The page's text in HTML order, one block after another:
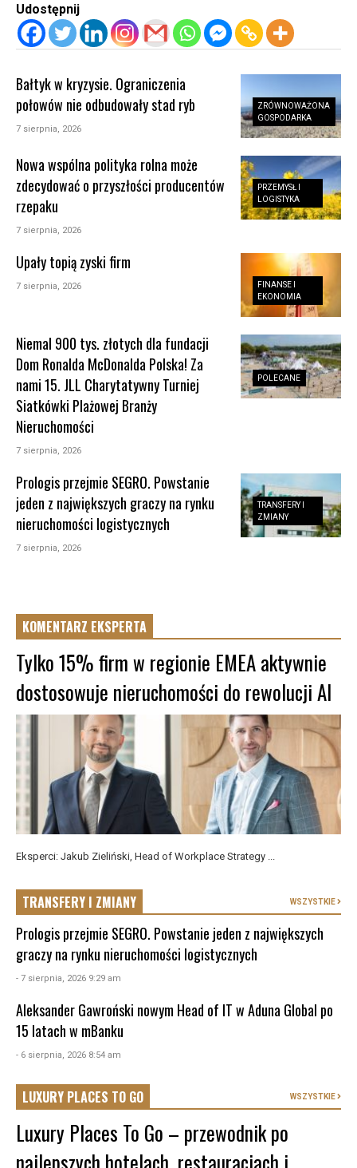
Udostępnij
ZRÓWNOWAŻONA
GOSPODARKA
Bałtyk w kryzysie. Ograniczenia
połowów nie odbudowały stad ryb
7 sierpnia, 2026
PRZEMYSŁ I
LOGISTYKA
Nowa wspólna polityka rolna może
zdecydować o przyszłości producentów
rzepaku
7 sierpnia, 2026
FINANSE I
EKONOMIA
Upały topią zyski firm
7 sierpnia, 2026
POLECANE
Niemal 900 tys. złotych dla fundacji
Dom Ronalda McDonalda Polska! Za
nami 15. JLL Charytatywny Turniej
Siatkówki Plażowej Branży
Nieruchomości
7 sierpnia, 2026
TRANSFERY I
ZMIANY
Prologis przejmie SEGRO. Powstanie
jeden z największych graczy na rynku
nieruchomości logistycznych
7 sierpnia, 2026
KOMENTARZ EKSPERTA
Tylko 15% firm w regionie EMEA aktywnie
dostosowuje nieruchomości do rewolucji AI
Eksperci: Jakub Zieliński, Head of Workplace Strategy ...
TRANSFERY I ZMIANY WSZYSTKIE
Prologis przejmie SEGRO. Powstanie jeden z największych
graczy na rynku nieruchomości logistycznych
- 7 sierpnia, 2026 9:29 am
Aleksander Gawroński nowym Head of IT w Aduna Global po
15 latach w mBanku
- 6 sierpnia, 2026 8:54 am
LUXURY PLACES TO GO WSZYSTKIE
Luxury Places To Go – przewodnik po
najlepszych hotelach, restauracjach i